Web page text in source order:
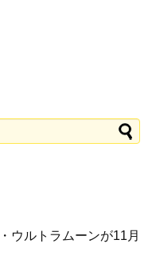
ウルトラムーンが11月